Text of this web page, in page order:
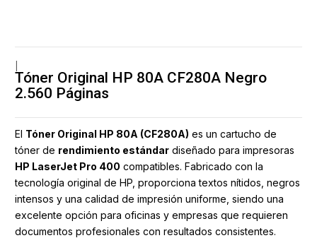
Tóner Original HP 80A CF280A Negro
2.560 Páginas
El Tóner Original HP 80A (CF280A) es un cartucho de
tóner de rendimiento estándar diseñado para impresoras
HP LaserJet Pro 400 compatibles. Fabricado con la
tecnología original de HP, proporciona textos nítidos, negros
intensos y una calidad de impresión uniforme, siendo una
excelente opción para oficinas y empresas que requieren
documentos profesionales con resultados consistentes.